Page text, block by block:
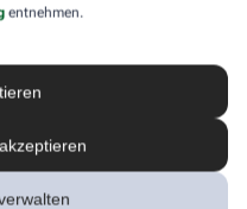
entnehmen.